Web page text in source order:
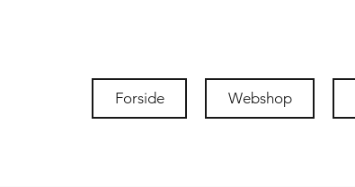
Forside Webshop